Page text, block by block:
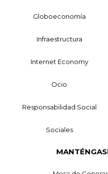
Globoeconomía
Infraestructura
Internet Economy
Ocio
Responsabilidad Social
Sociales